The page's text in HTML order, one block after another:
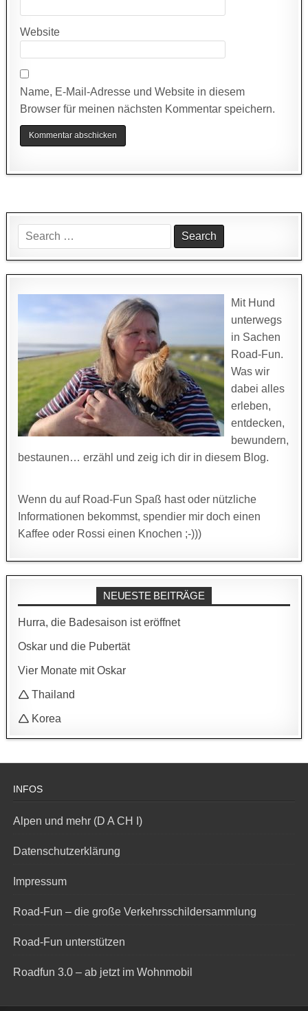
Website
Name, E-Mail-Adresse und Website in diesem
Browser für meinen nächsten Kommentar speichern.
Search
for:
Mit Hund
unterwegs
in Sachen
Road-Fun.
Was wir
dabei alles
erleben,
entdecken,
bewundern,
bestaunen… erzähl und zeig ich dir in diesem Blog.
Wenn du auf Road-Fun Spaß hast oder nützliche
Informationen bekommst, spendier mir doch einen
Kaffee oder Rossi einen Knochen ;-)))
NEUESTE BEITRÄGE
Hurra, die Badesaison ist eröffnet
Oskar und die Pubertät
Vier Monate mit Oskar
🛆 Thailand
🛆 Korea
INFOS
Alpen und mehr (D A CH I)
Datenschutzerklärung
Impressum
Road-Fun – die große Verkehrsschildersammlung
Road-Fun unterstützen
Roadfun 3.0 – ab jetzt im Wohnmobil